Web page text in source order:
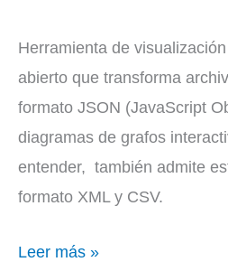
Herramienta de
abierto que transforma
formato JSON (JavaScript
diagramas de grafos
entender, también admite
formato XML y CSV.
Leer más »